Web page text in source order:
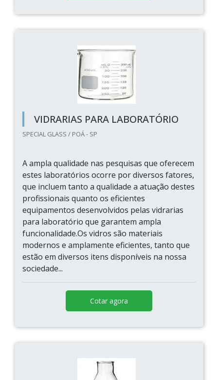
VIDRARIAS PARA LABORATÓRIO
SPECIAL GLASS / POÁ - SP
A ampla qualidade nas pesquisas que oferecem
estes laboratórios ocorre por diversos fatores,
que incluem tanto a qualidade a atuação destes
profissionais quanto os eficientes
equipamentos desenvolvidos pelas vidrarias
para laboratório que garantem ampla
funcionalidade.Os vidros são materiais
modernos e amplamente eficientes, tanto que
estão em diversos itens disponíveis na nossa
sociedade...
Cotar agora